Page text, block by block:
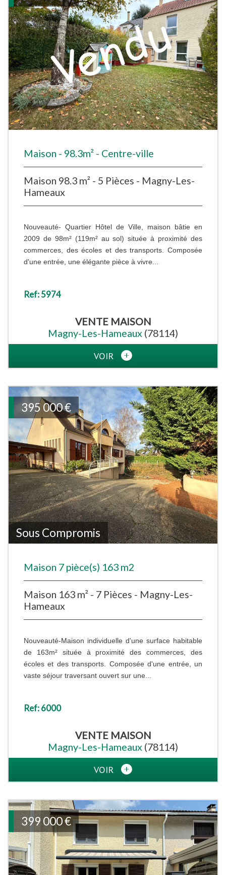
Maison - 98.3m² - Centre-ville
Maison 98.3 m² - 5 Pièces - Magny-Les-
Hameaux
Nouveauté- Quartier Hôtel de Ville, maison bâtie en
2009 de 98m² (119m² au sol) située à proximité des
commerces, des écoles et des transports. Composée
d'une entrée, une élégante pièce à vivre...
Ref: 5974
VENTE MAISON
Magny-Les-Hameaux (78114)
VOIR
Sous Compromis
395 000€
Maison 7 pièce(s) 163 m2
Maison 163 m² - 7 Pièces - Magny-Les-
Hameaux
Nouveauté-Maison individuelle d'une surface habitable
de 163m² située à proximité des commerces, des
écoles et des transports. Composée d'une entrée, un
vaste séjour traversant ouvert sur une...
Ref: 6000
VENTE MAISON
Magny-Les-Hameaux (78114)
VOIR
399 000€